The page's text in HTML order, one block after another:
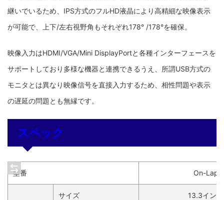
継いでいるため、IPS方式のフルHD液晶により高精細な映像表示
が可能で、上下/左右視野角もそれぞれ178° /178°を確保。
映像入力はHDMI/VGA/Mini DisplayPortと各種インターフェースを
サポートしており多様な機器と連携できるうえ、所謂USB方式の
モニタとは異なり映像信号を直接入力するため、相性問題や表示
の遅延の問題とも無縁です。
スペック
型番 On-Lap
サイズ 13.3イン